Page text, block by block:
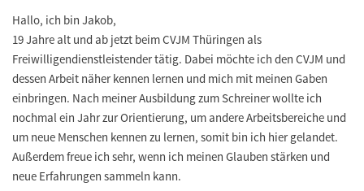
Hallo, ich bin Jakob,
19 Jahre alt und ab jetzt beimCVJM Thüringen als
Freiwilligendienstleistender tätig. Dabei möchte ich den CVJM und
dessen Arbeit näher kennen lernen und mich mit meinen Gaben
einbringen. Nach meiner Ausbildung zum Schreiner wollte ich
nochmal ein Jahr zur Orientierung, um andere Arbeitsbereiche und
um neue Menschen kennen zu lernen, somit bin ich hier gelandet.
Außerdem freue ich sehr, wenn ich meinen Glauben stärken und
neue Erfahrungen sammeln kann.